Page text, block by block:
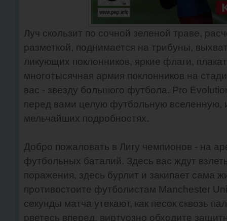
Луч скользит по сочной зеленой траве,
разметкой, поднимается на трибуны,
ликующих поклонников, яркие флаги,
многотысячная армия поклонников на
вас - звезду большого футбола. Pro
перед вами целую футбольную вселенную,
мельчайших подробностях.
Добро пожаловать в Лигу чемпионов - на
футбольных баталий. Здесь вас ждут
поражения, здесь бурлит и закипает сама
противостоите футболистам Manchester
секунды матча утекают, как песок сквозь
рветесь вперед, виртуозно обходите